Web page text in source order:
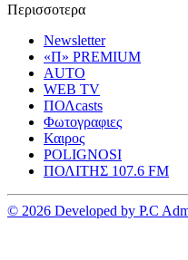
Περισσοτερα
Newsletter
«Π» PREMIUM
AUTO
WEB TV
ΠΟΛcasts
Φωτογραφιες
Καιρος
POLIGNOSI
ΠΟΛΙΤΗΣ 107.6 FM
© 2026 Developed by P.C